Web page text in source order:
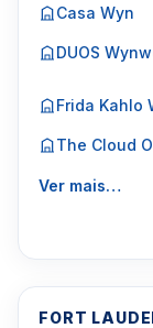
Casa Wyn
DUOS
Frida Kahlo
The Cloud
Ver mais…
FORT